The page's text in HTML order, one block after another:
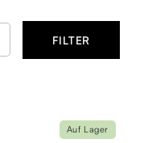
FILTER
Auf Lager